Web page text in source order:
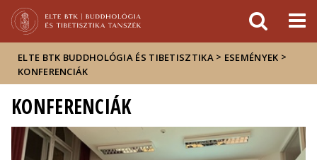
Hírek
Események
ELTE a
sajtóban
ELTE BTK BUDDHOLÓGIA ÉS TIBETISZTIKA > ESEMÉNYEK >
KONFERENCIÁK
KONFERENCIÁK